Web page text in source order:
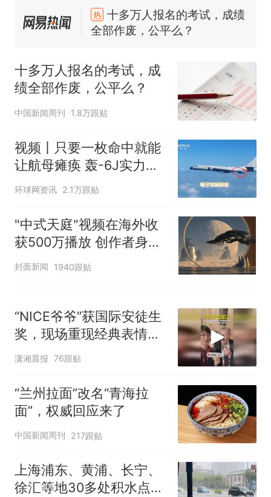
全部作废，公平么？
新
全球唯一没有法定首都的国
家，刚改国名，总统就邀请中
线一圈，还曾两次到中国寻根
5060元才肯搬上楼！女子傻眼
了……
视频丨只要一枚命中就能让航
母瘫痪 轰-6J实力有多强？
空调24小时开着反而更省电？
电力部门回应
台风"白海豚"登陆 中心附近最
大风力14级
热
十多万人报名的考试，成绩
十多万人报名的考试，成
绩全部作废，公平么？
中国新闻周刊 1.8万跟贴
视频丨只要一枚命中就能
让航母瘫痪 轰-6J实力有
多强？
环球网资讯 2.1万跟贴
"中式天庭"视频在海外收
获500万播放 创作者身份
披露
封面新闻 1940跟贴
“NICE爷爷”获国际安徒生
奖，现场重现经典表情
包，向中国粉丝问好
潇湘晨报 76跟贴
“兰州拉面”改名“青海拉
面”，权威回应来了
中国新闻周刊 217跟贴
上海浦东、黄浦、长宁、
徐汇等地30多处积水点正